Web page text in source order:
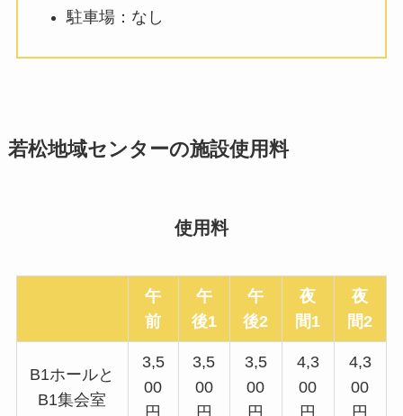
駐車場：なし
若松地域センターの施設使用料
使用料
午
前
午
後1
午
後2
夜
間1
夜
間2
B1ホールと
B1集会室
3,5
00
3,5
00
3,5
00
4,3
00
4,3
00